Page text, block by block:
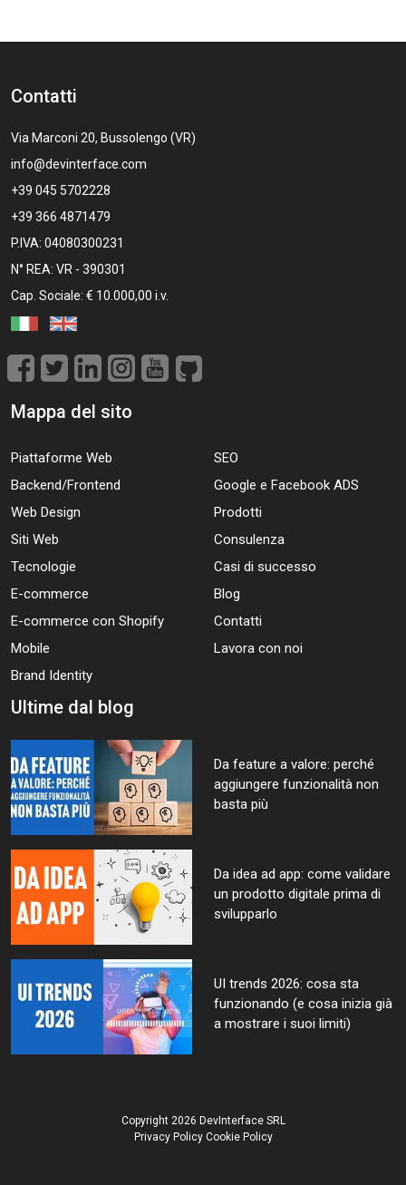
Contatti
Via Marconi 20, Bussolengo (VR)
info@devinterface.com
+39 045 5702228
+39 366 4871479
P.IVA: 04080300231
N° REA: VR - 390301
Cap. Sociale: € 10.000,00 i.v.
Mappa del sito
Piattaforme Web
Backend/Frontend
Web Design
Siti Web
Tecnologie
E-commerce
E-commerce con Shopify
Mobile
Brand Identity
SEO
Google e Facebook ADS
Prodotti
Consulenza
Casi di successo
Blog
Contatti
Lavora con noi
Ultime dal blog
Da feature a valore: perché
aggiungere funzionalità non
basta più
Da idea ad app: come validare
un prodotto digitale prima di
svilupparlo
UI trends 2026: cosa sta
funzionando (e cosa inizia già
a mostrare i suoi limiti)
Copyright 2026 DevInterface SRL
Privacy Policy Cookie Policy